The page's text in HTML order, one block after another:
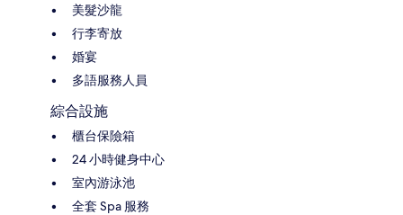
美髮沙龍
行李寄放
婚宴
多語服務人員
綜合設施
櫃台保險箱
24 小時健身中心
室內游泳池
全套 Spa 服務